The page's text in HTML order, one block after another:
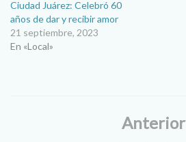
Ciudad Juárez: Celebró 60
años de dar y recibir amor
21 septiembre, 2023
En «Local»
Anterior